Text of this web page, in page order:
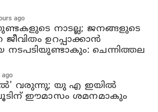
ago
നാടല്ല; ജനങ്ങളുടെ
ഉറപ്പാക്കാന്‍
നടപടിയുണ്ടാകും: ചെന്നിത്തല
ago
വരുന്നു; യു എ ഇയില്‍
ഈമാസം ശമനമാകും